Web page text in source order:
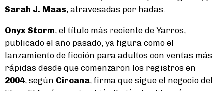
Sarah J. Maas, atravesadas por hadas.
Onyx Storm, el título más reciente de Yarros,
publicado el año pasado, ya figura como el
lanzamiento de ficción para adultos con ventas más
rápidas desde que comenzaron los registros en
2004, según Circana, firma que sigue el negocio del